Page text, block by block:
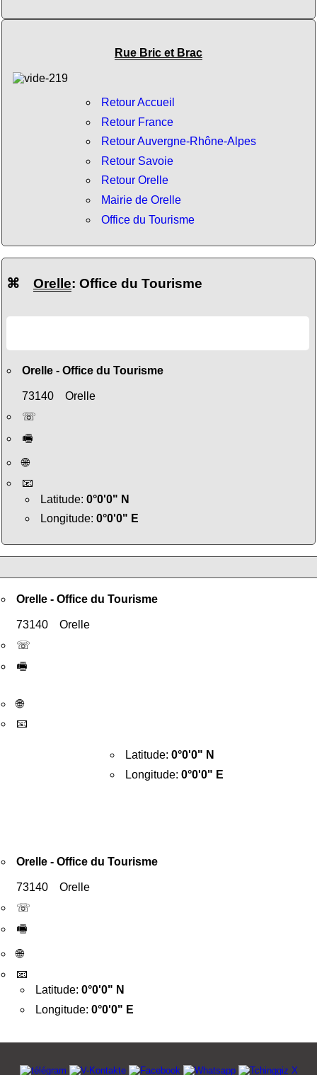
Rue Bric et Brac
Retour Accueil
Retour France
Retour Auvergne-Rhône-Alpes
Retour Savoie
Retour Orelle
Mairie de Orelle
Office du Tourisme
⌘ Orelle: Office du Tourisme
Orelle - Office du Tourisme
73140 Orelle
☏
🖷
🌐
📧
Latitude: 0°0'0" N
Longitude: 0°0'0" E
Orelle - Office du Tourisme
73140 Orelle
☏
🖷
🌐
📧
Latitude: 0°0'0" N
Longitude: 0°0'0" E
Orelle - Office du Tourisme
73140 Orelle
☏
🖷
🌐
📧
Latitude: 0°0'0" N
Longitude: 0°0'0" E